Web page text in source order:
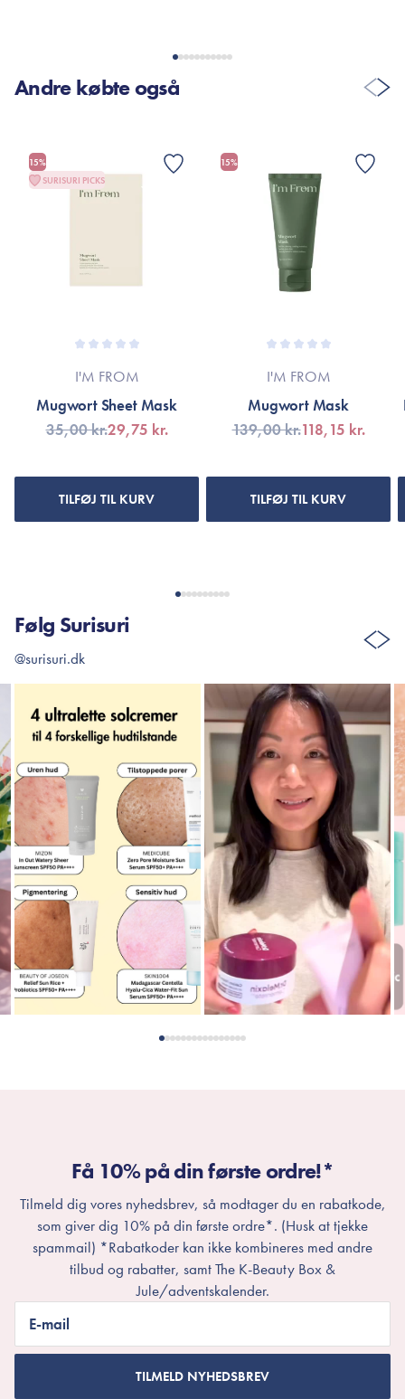
Andre købte også
15%
SURISURI PICKS
I'M FROM
Mugwort Sheet Mask
35,00 kr.29,75 kr.
TILFØJ TIL KURV
15%
I'M FROM
Mugwort Mask
139,00 kr.118,15 kr.
TILFØJ TIL KURV
Følg Surisuri
@surisuri.dk
Få 10% på din første ordre!*
Tilmeld dig vores nyhedsbrev, så modtager du en rabatkode,
som giver dig 10% på din første ordre*. (Husk at tjekke
spammail) *Rabatkoder kan ikke kombineres med andre
tilbud og rabatter, samt The K-Beauty Box &
Jule/adventskalender.
E-mail
TILMELD NYHEDSBREV